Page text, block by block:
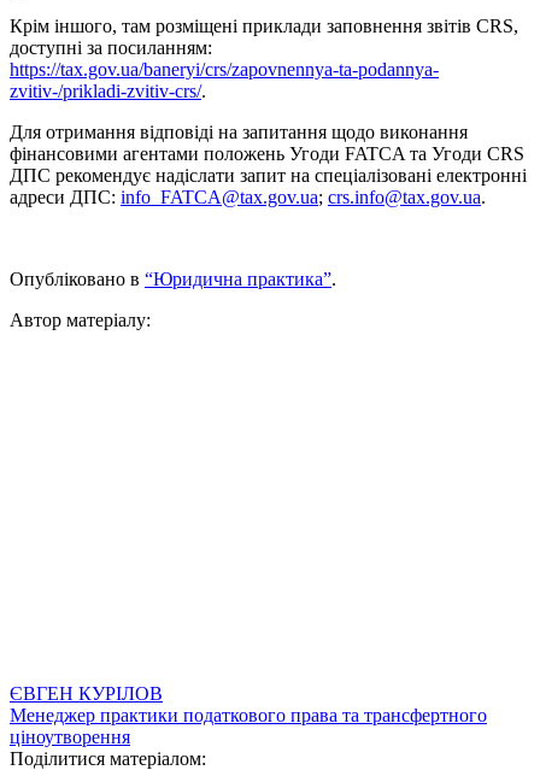
Крім іншого, там розміщені приклади заповнення звітів CRS,
доступні за посиланням:
https://tax.gov.ua/baneryi/crs/zapovnennya-ta-podannya-
zvitiv-/prikladi-zvitiv-crs/.
Для отримання відповіді на запитання щодо виконання
фінансовими агентами положень Угоди FATCA та Угоди CRS
ДПС рекомендує надіслати запит на спеціалізовані електронні
адреси ДПС: info_FATCA@tax.gov.ua; crs.info@tax.gov.ua.
Опубліковано в “Юридична практика”.
Автор матеріалу:
ЄВГЕН КУРІЛОВ
Менеджер практики податкового права та трансфертного
ціноутворення
Поділитися матеріалом: